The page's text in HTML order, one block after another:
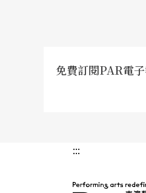
免費訂閱PAR電
:::